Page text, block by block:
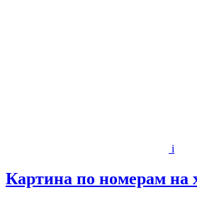
i
Картина по номерам на